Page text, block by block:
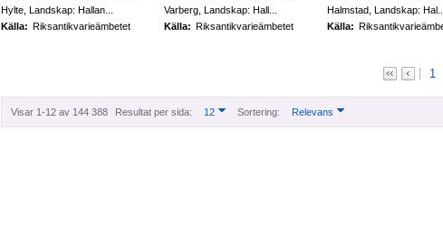
Hylte, Landskap: Hallan...
Källa: Riksantikvarieämbetet
Varberg, Landskap: Hall...
Källa: Riksantikvarieämbetet
Halmstad, Landskap: Hal...
Källa:
1
Visar 1-12 av 144 388 Resultat per sida: 12 Sortering: Relevans